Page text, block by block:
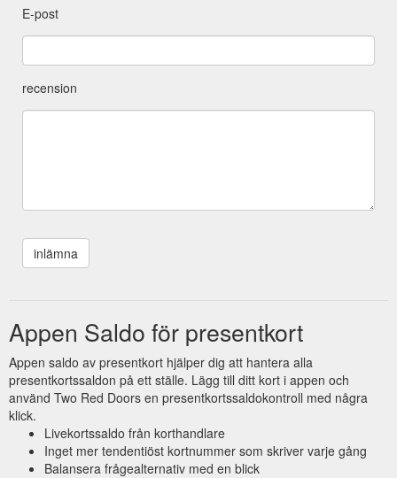
E-post
recension
Appen Saldo för presentkort
Appen saldo av presentkort hjälper dig att hantera alla
presentkortssaldon på ett ställe. Lägg till ditt kort i appen och
använd Two Red Doors en presentkortssaldokontroll med några
klick.
Livekortssaldo från korthandlare
Inget mer tendentiöst kortnummer som skriver varje gång
Balansera frågealternativ med en blick